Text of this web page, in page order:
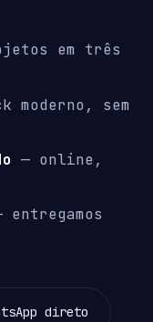
em três
moderno, sem
— online,
entregamos
direto